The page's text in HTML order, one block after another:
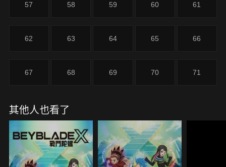
57 58 59 60 61
62 63 64 65 66
67 68 69 70 71
其他人也看了